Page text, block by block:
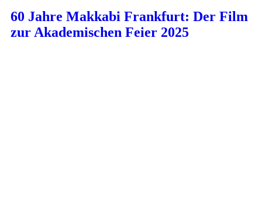
60 Jahre Makkabi Frankfurt: Der Film
zur Akademischen Feier 2025